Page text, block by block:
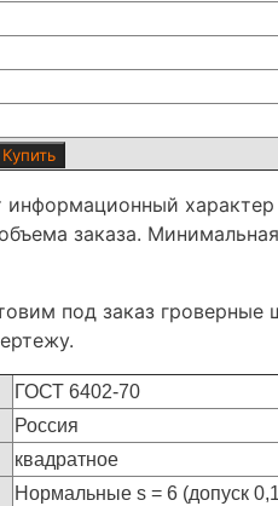
Купить
заказа.
под заказ
ГОСТ 6402-70
Россия
квадратное
Нормальные s = 6 (допуск